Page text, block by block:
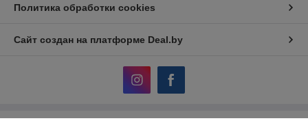
Политика обработки cookies
Сайт создан на платформе Deal.by